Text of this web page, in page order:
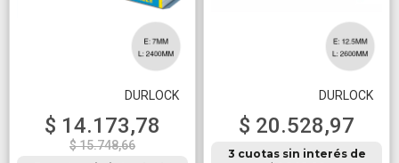
DURLOCK
$ 14.173,78
$ 15.748,66
DURLOCK
$ 20.528,97
3 cuotas sin interés de